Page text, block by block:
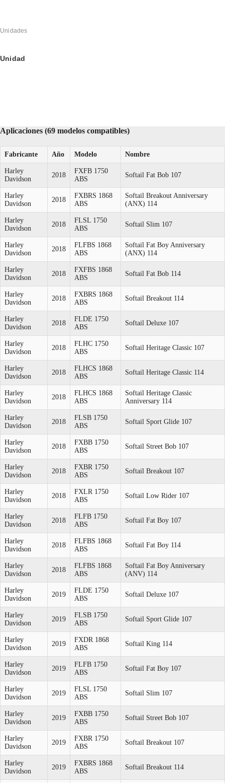
Unidades
Unidad
Aplicaciones (69 modelos compatibles)
Fabricante Año Modelo Nombre
Harley
Davidson
2018
FXFB 1750
ABS
Softail Fat Bob 107
Harley
Davidson
2018
FXBRS 1868
ABS
Softail Breakout Anniversary
(ANX) 114
Harley
Davidson
2018
FLSL 1750
ABS
Softail Slim 107
Harley
Davidson
2018
FLFBS 1868
ABS
Softail Fat Boy Anniversary
(ANX) 114
Harley
Davidson
2018
FXFBS 1868
ABS
Softail Fat Bob 114
Harley
Davidson
2018
FXBRS 1868
ABS
Softail Breakout 114
Harley
Davidson
2018
FLDE 1750
ABS
Softail Deluxe 107
Harley
Davidson
2018
FLHC 1750
ABS
Softail Heritage Classic 107
Harley
Davidson
2018
FLHCS 1868
ABS
Softail Heritage Classic 114
Harley
Davidson
2018
FLHCS 1868
ABS
Softail Heritage Classic
Anniversary 114
Harley
Davidson
2018
FLSB 1750
ABS
Softail Sport Glide 107
Harley
Davidson
2018
FXBB 1750
ABS
Softail Street Bob 107
Harley
Davidson
2018
FXBR 1750
ABS
Softail Breakout 107
Harley
Davidson
2018
FXLR 1750
ABS
Softail Low Rider 107
Harley
Davidson
2018
FLFB 1750
ABS
Softail Fat Boy 107
Harley
Davidson
2018
FLFBS 1868
ABS
Softail Fat Boy 114
Harley
Davidson
2018
FLFBS 1868
ABS
Softail Fat Boy Anniversary
(ANV) 114
Harley
Davidson
2019
FLDE 1750
ABS
Softail Deluxe 107
Harley
Davidson
2019
FLSB 1750
ABS
Softail Sport Glide 107
Harley
Davidson
2019
FXDR 1868
ABS
Softail King 114
Harley
Davidson
2019
FLFB 1750
ABS
Softail Fat Boy 107
Harley
Davidson
2019
FLSL 1750
ABS
Softail Slim 107
Harley
Davidson
2019
FXBB 1750
ABS
Softail Street Bob 107
Harley
Davidson
2019
FXBR 1750
ABS
Softail Breakout 107
Harley
Davidson
2019
FXBRS 1868
ABS
Softail Breakout 114